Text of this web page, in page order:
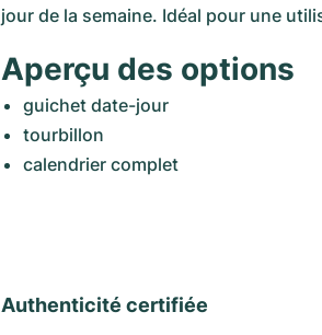
jour de la semaine. Idéal pour une
Aperçu des options
guichet date-jour
tourbillon
calendrier complet
Authenticité certifiée